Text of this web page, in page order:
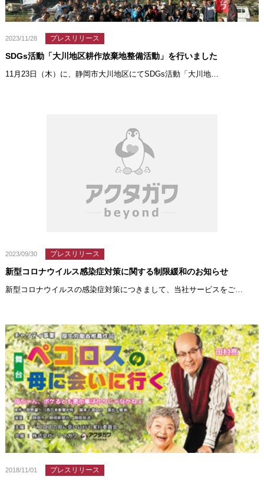
2023/11/28 プレスリリース
SDGs活動「大川地区耕作放棄地整備活動」を行いました
11月23日（木）に、静岡市大川地区にてSDGs活動「大川地…
2023/09/30 プレスリリース
新型コロナウイルス感染症対策に関する制限緩和のお知らせ
新型コロナウイルスの感染症対策につきまして、当社サービスをご…
2018/11/01 プレスリリース